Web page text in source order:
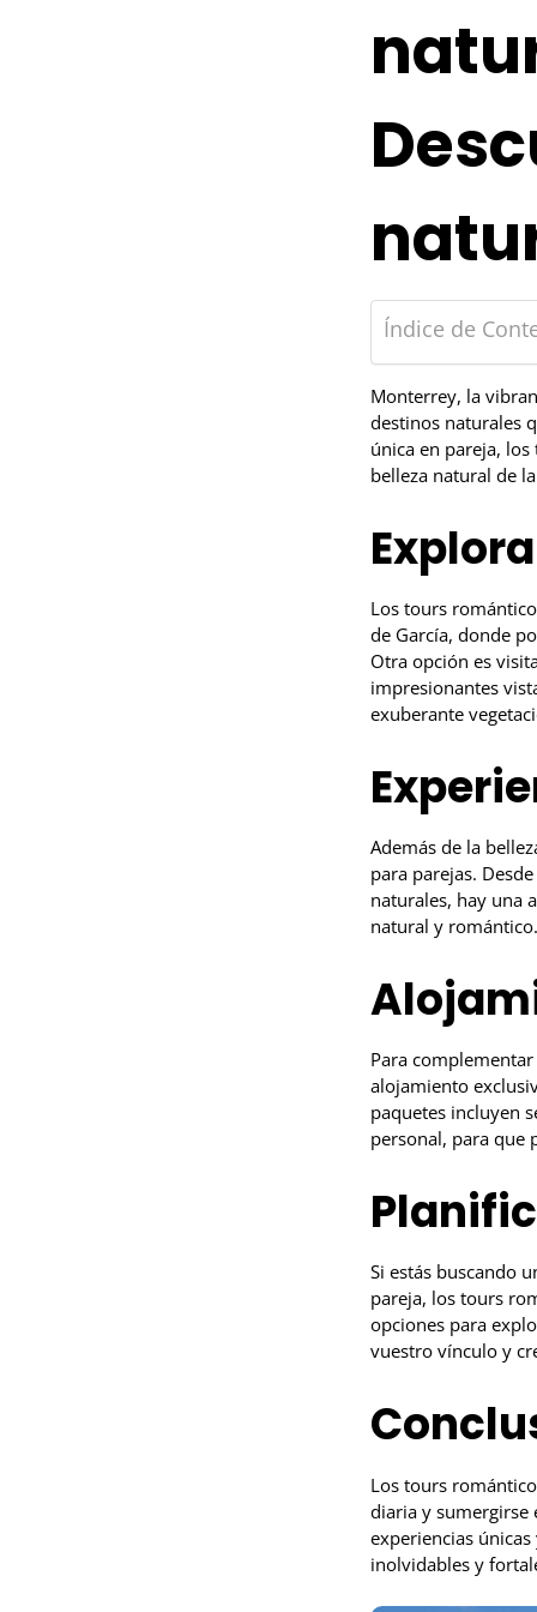
Índice de
Monterrey, la
destinos naturales
única en pareja,
belleza natural de
Los tours
de García, donde
Otra opción es
impresionantes
exuberante
Además de la
para parejas.
naturales, hay una
natural y romántico.
Para
alojamiento
paquetes incluyen
personal, para que
Si estás buscando
pareja, los tours
opciones para
vuestro vínculo y
Los tours
diaria y sumergirse
experiencias
inolvidables y